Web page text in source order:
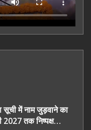
सूची में नाम जुड़वाने का
2027 तक निष्पक्ष